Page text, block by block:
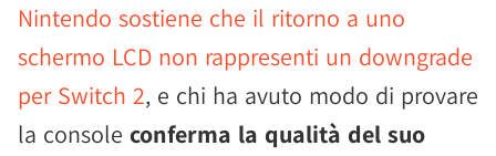
Nintendo sostiene che il ritorno a uno
schermo LCD non rappresenti un downgrade
per Switch 2, e chi ha avuto modo di provare
la console conferma la qualità del suo